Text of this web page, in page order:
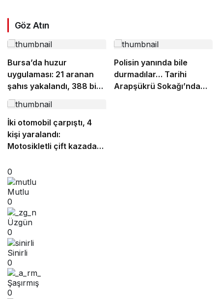
Göz Atın
Bursa’da huzur
uygulaması: 21 aranan
şahıs yakalandı, 388 bin
TL ceza kesildi
Polisin yanında bile
durmadılar… Tarihi
Arapşükrü Sokağı’nda
İki otomobil çarpıştı, 4
kişi yaralandı:
Motosikletli çift kazadan
0
Mutlu
0
Üzgün
0
Sinirli
0
Şaşırmış
0